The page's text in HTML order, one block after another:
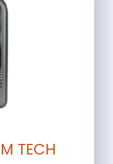
TECH